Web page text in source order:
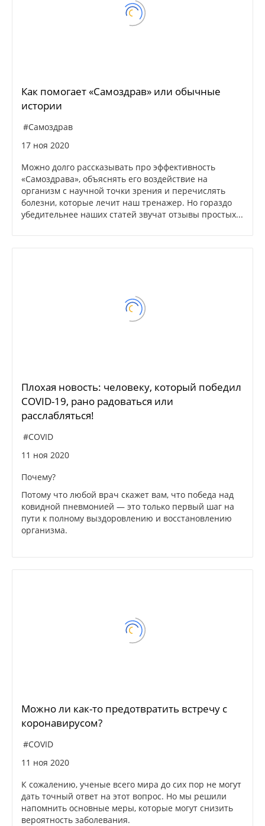
Как помогает «Самоздрав» или обычные
истории
#Самоздрав
17 ноя 2020
Можно долго рассказывать про эффективность
«Самоздрава», объяснять его воздействие на
организм с научной точки зрения и перечислять
болезни, которые лечит наш тренажер. Но гораздо
убедительнее наших статей звучат отзывы простых...
Плохая новость: человеку, который победил
COVID-19, рано радоваться или
расслабляться!
#COVID
11 ноя 2020
Почему?
Потому что любой врач скажет вам, что победа над
ковидной пневмонией — это только первый шаг на
пути к полному выздоровлению и восстановлению
организма.
Можно ли как-то предотвратить встречу с
коронавирусом?
#COVID
11 ноя 2020
К сожалению, ученые всего мира до сих пор не могут
дать точный ответ на этот вопрос. Но мы решили
напомнить основные меры, которые могут снизить
вероятность заболевания.